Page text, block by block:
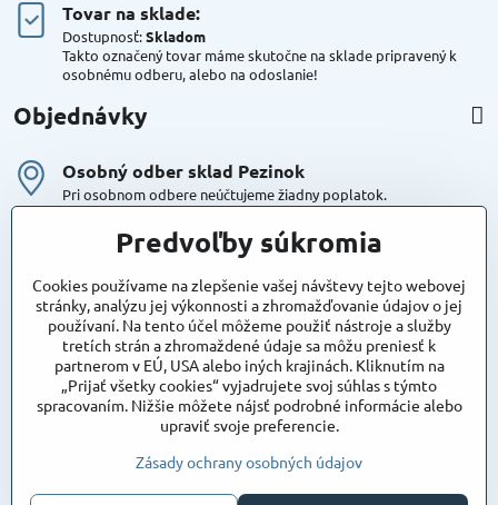
Tovar na sklade:
Dostupnosť:Skladom
Takto označený tovar máme skutočne na sklade pripravený k
osobnému odberu, alebo na odoslanie!
Objednávky
Osobný odber sklad Pezinok
Pri osobnom odbere neúčtujeme žiadny poplatok.
Kuriér DPD , Geis
Cena za dopravu:
Maxstore
Bratislavská 79
Areál Satina
90201 Pezinok
vjazd do areálu z Bratislavskej ulice
Súradnice pre GPS:
48°16'48.83"N, 17°15'39.45"E
Predvoľby súkromia
Cookies používame na zlepšenie vašej návštevy tejto webovej
stránky, analýzu jej výkonnosti a zhromažďovanie údajov o jej
používaní. Na tento účel môžeme použiť nástroje a služby
tretích strán a zhromaždené údaje sa môžu preniesť k
partnerom v EÚ, USA alebo iných krajinách. Kliknutím na
„Prijať všetky cookies“ vyjadrujete svoj súhlas s týmto
spracovaním. Nižšie môžete nájsť podrobné informácie alebo
upraviť svoje preferencie.
Zásady ochrany osobných údajov